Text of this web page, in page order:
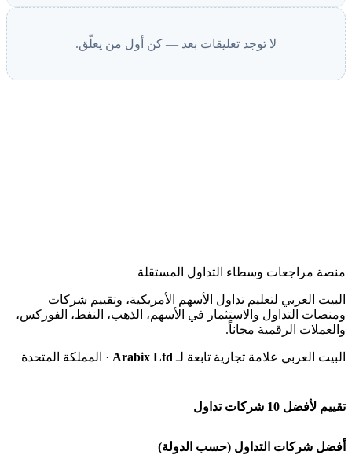
لا توجد تعليقات بعد — كن أول من يعلّق.
منصة مراجعات وسطاء التداول المستقلة
البيت العربي لتعليم تداول الأسهم الأمريكية، وتقييم شركات
ومنصات التداول والاستثمار في الأسهم، الذهب، النفط، الفوركس،
والعملات الرقمية مجاناً.
البيت العربي علامة تجارية تابعة لـ Arabix Ltd · المملكة المتحدة
تقييم لأفضل 10 شركات تداول
شركة Capital.com
أفضل شركات التداول (حسب الدولة)